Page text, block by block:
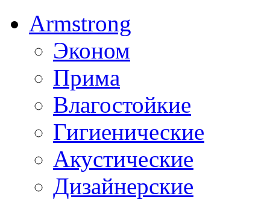
Armstrong
Эконом
Прима
Влагостойкие
Гигиенические
Акустические
Дизайнерские